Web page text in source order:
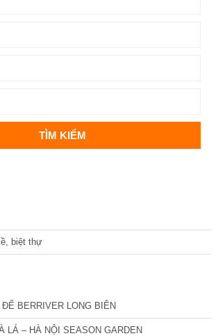
biệt thự
BERRIVER LONG BIÊN
LÁ – HÀ NỘI SEASON GARDEN